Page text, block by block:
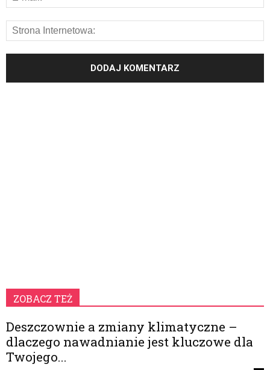
ZOBACZ TEŻ
Deszczownie a zmiany klimatyczne –
dlaczego nawadnianie jest kluczowe dla
Twojego...